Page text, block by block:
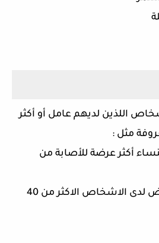
اللذين لديهم عامل أو أكثر
مثل :
أكثر عرضة للأصابة من
• العمر: يشخص المرض لدى الاشخاص الاكثر من 40